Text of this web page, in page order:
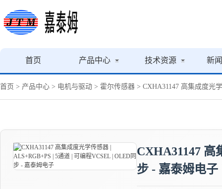
首页 产品中心 技术资源 新
首页 > 产品中心 > 电机与驱动 > 霍尔传感器 > CXHA31147 高集成度光
CXHA31147 高
步 - 嘉泰姆电子